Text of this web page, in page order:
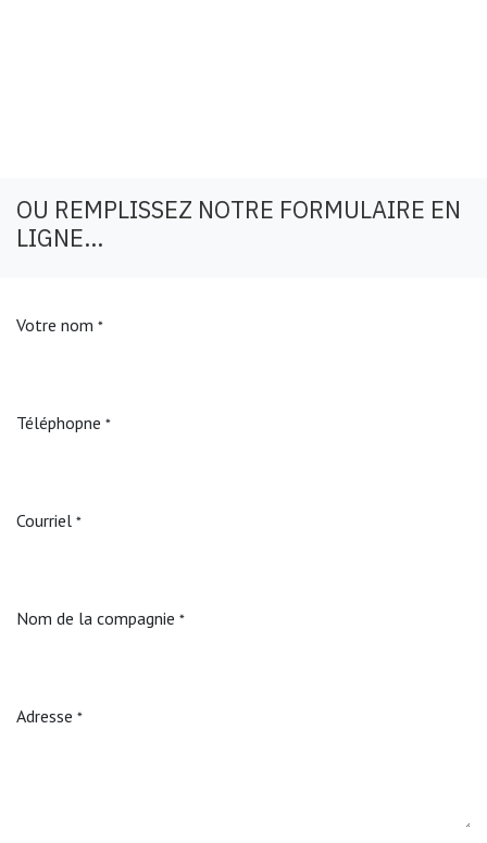
OU REMPLISSEZ NOTRE FORMULAIRE EN
LIGNE...
Votre nom *
Téléphopne *
Courriel *
Nom de la compagnie *
Adresse *